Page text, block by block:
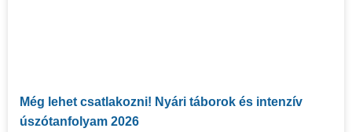
Még lehet csatlakozni! Nyári táborok és intenzív
úszótanfolyam 2026